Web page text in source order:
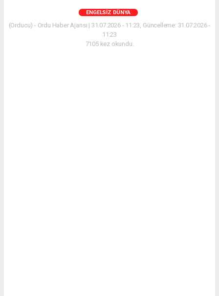
ENGELSIZ DÜNYA
(Orducu) - Ordu Haber Ajansı | 31.07.2026 - 11:23, Güncelleme: 31.07.2026 -
11:23
7105 kez okundu.